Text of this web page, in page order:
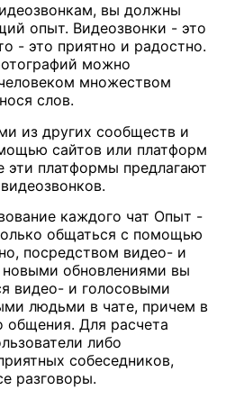
вы должны
опыт. Видеозвонки - это
- это приятно и радостно.
можно
множеством
слов.
из других сообществ и
сайтов или платформ
эти платформы предлагают
каждого чат Опыт -
общаться с помощью
посредством видео- и
обновлениями вы
видео- и голосовыми
людьми в чате, причем в
Для расчета
либо
собеседников,
разговоры.